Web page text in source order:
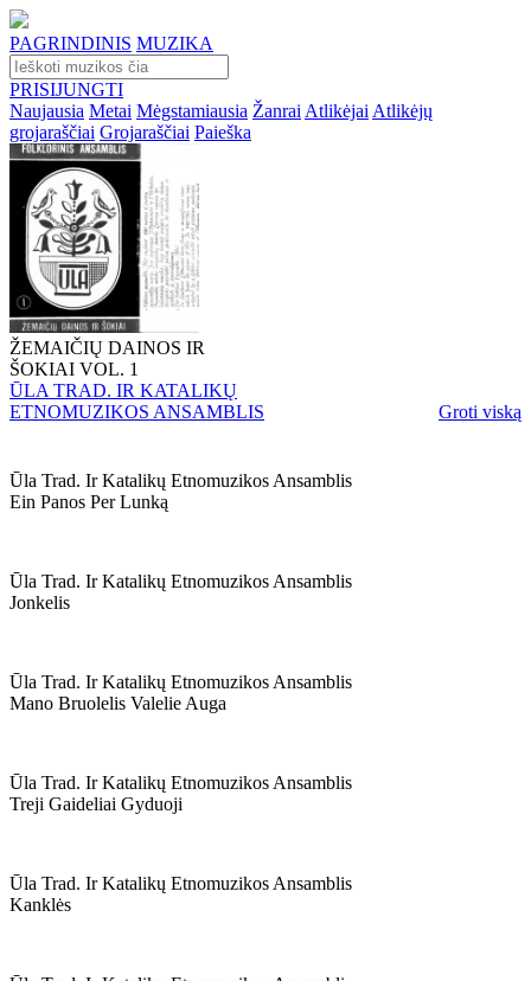
PAGRINDINIS MUZIKA
PRISIJUNGTI
Naujausia Metai Mėgstamiausia Žanrai Atlikėjai Atlikėjų
grojaraščiai Grojaraščiai Paieška
ŽEMAIČIŲ DAINOS IR
ŠOKIAI VOL. 1
ŪLA TRAD. IR KATALIKŲ
ETNOMUZIKOS ANSAMBLIS
Groti viską
Ūla Trad. Ir Katalikų Etnomuzikos Ansamblis
Ein Panos Per Lunką
Ūla Trad. Ir Katalikų Etnomuzikos Ansamblis
Jonkelis
Ūla Trad. Ir Katalikų Etnomuzikos Ansamblis
Mano Bruolelis Valelie Auga
Ūla Trad. Ir Katalikų Etnomuzikos Ansamblis
Treji Gaideliai Gyduoji
Ūla Trad. Ir Katalikų Etnomuzikos Ansamblis
Kanklės